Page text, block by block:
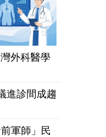
外科醫學
進診間成趨
軍師」民